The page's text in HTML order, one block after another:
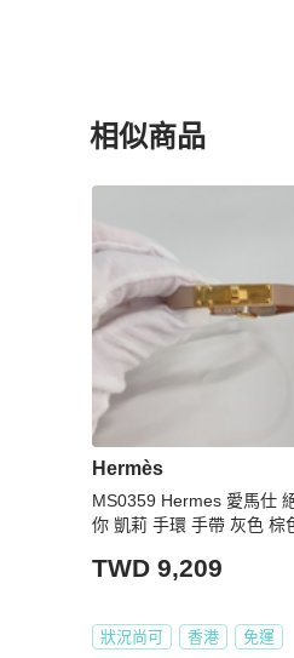
相似商品
更多相似Hermès女士配
Hermès
MS0359 Hermes 愛馬仕
你 凱莉 手環 手帶 灰色 棕
d x GHW Size M
TWD 9,209
狀況尚可 香港 免運